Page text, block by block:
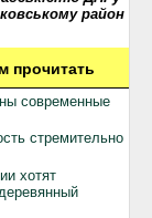
район
прочитать
современные
стремительно
хотят